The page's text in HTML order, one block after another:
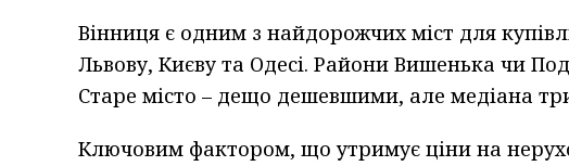
Вінниця є одним з найдорожчих міст для
Львову, Києву та Одесі. Райони Вишенька чи
Старе місто – дещо дешевшими, але медіана
Ключовим фактором, що утримує ціни на